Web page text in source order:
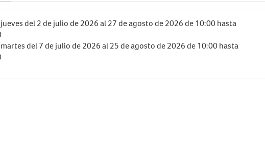
del2 de julio de 2026al27 de agosto de 2026de 10:00 hasta
del7 de julio de 2026al25 de agosto de 2026de 10:00 hasta